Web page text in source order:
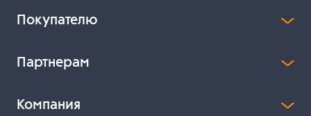
Покупателю
Партнерам
Компания